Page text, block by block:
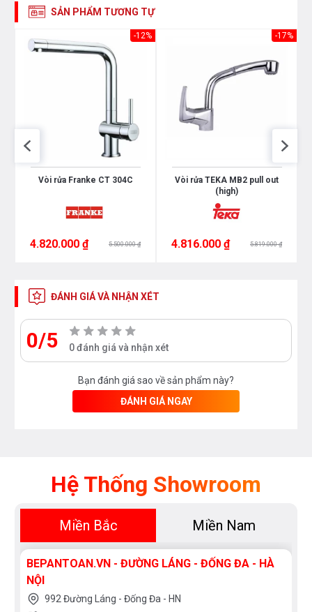
SẢN PHẨM TƯƠNG TỰ
-12%
Vòi rửa Franke CT 304C
4.820.000 ₫ 5.500.000 ₫
-17%
Vòi rửa TEKA MB2 pull out
(high)
4.816.000 ₫ 5.819.000 ₫
ĐÁNH GIÁ VÀ NHẬN XÉT
0/5 0 đánh giá và nhận xét
Bạn đánh giá sao về sản phẩm này?
ĐÁNH GIÁ NGAY
Hệ Thống Showroom
Miền Bắc Miền Nam
BEPANTOAN.VN - ĐƯỜNG LÁNG - ĐỐNG ĐA - HÀ
NỘI
992 Đường Láng - Đống Đa - HN